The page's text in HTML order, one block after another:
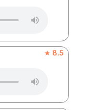
★ 8.5